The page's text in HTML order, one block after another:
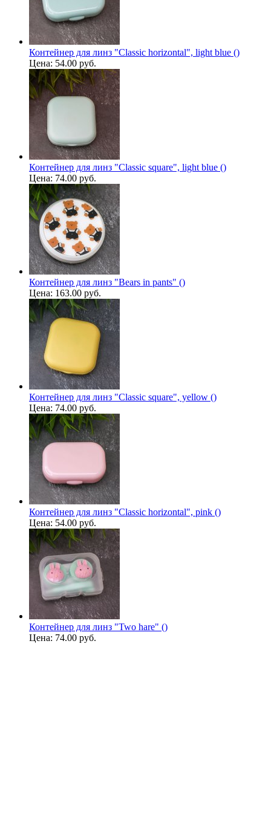
Контейнер для линз "Classic horizontal", light blue ()
Цена: 54.00 руб.
Контейнер для линз "Classic square", light blue ()
Цена: 74.00 руб.
Контейнер для линз "Bears in pants" ()
Цена: 163.00 руб.
Контейнер для линз "Classic square", yellow ()
Цена: 74.00 руб.
Контейнер для линз "Classic horizontal", pink ()
Цена: 54.00 руб.
Контейнер для линз "Two hare" ()
Цена: 74.00 руб.